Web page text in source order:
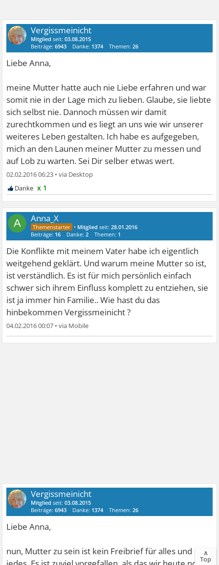
Vergissmeinicht
Mitglied seit:03.08.2015
Beiträge:6943 Danke: 1374 Themen:26
Liebe Anna,
meine Mutter hatte auch nie Liebe erfahren und war
somit nie in der Lage mich zu lieben. Glaube, sie liebte
sich selbst nie. Dannoch müssen wir damit
zurechtkommen und es liegt an uns wie wir unserer
weiteres Leben gestalten. Ich habe es aufgegeben,
mich an den Launen meiner Mutter zu messen und
auf Lob zu warten. Sei Dir selber etwas wert.
02.02.2016 06:23 •
x 1
A Anna_X
• Mitglied seit:28.01.2016
Beiträge: 16 Danke:2 Themen: 1
Die Konflikte mit meinem Vater habe ich eigentlich
weitgehend geklärt. Und warum meine Mutter so ist,
ist verständlich. Es ist für mich persönlich einfach
schwer sich ihrem Einfluss komplett zu entziehen, sie
ist ja immer hin Familie.. Wie hast du das
hinbekommen Vergissmeinicht ?
04.02.2016 00:07 •
Vergissmeinicht
Mitglied seit:03.08.2015
Beiträge:6943 Danke: 1374 Themen:26
Liebe Anna,
nun, Mutter zu sein ist kein Freibrief für alles und
∧
Top